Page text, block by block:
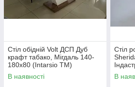
Стіл обідній Volt ДСП Дуб
крафт табако, Мігдаль 140-
180х80 (Intarsio TM)
В наявності
Стіл
В